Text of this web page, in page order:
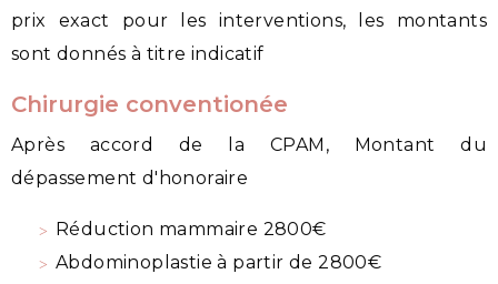
prix exact pour les interventions, les montants
sont donnés à titre indicatif
Chirurgie conventionée
Après accord de la CPAM, Montant du
dépassement d'honoraire
Réduction mammaire 2800€
Abdominoplastie à partir de 2800€